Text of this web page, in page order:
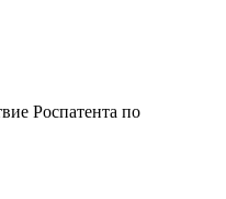
Роспатента по